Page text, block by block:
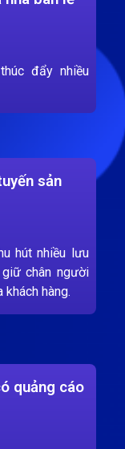
đẩy nhiều
sản
hút nhiều lưu
chân người
hàng.
quảng cáo